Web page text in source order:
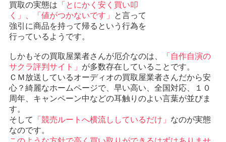
買取の実態は 「とにかく安く買い叩
く」、「値がつかないです」
と言って
強引に商品を持って帰るという行為を
行っているようです。
しかもその買取屋業者さんが厄介なのは、
「自作自演の
サクラ評判サイト」 が多数存在していることです。
ＣＭ放送しているオーディオの買取屋業者さんだから安
心？綺麗なホームページで、早い高い、全国対応、１０
周年、キャンペーン中などの耳触りのよい言葉が並びま
す。
そして
「競売ルートへ横流ししているだけ」 なのが実態
なのです。